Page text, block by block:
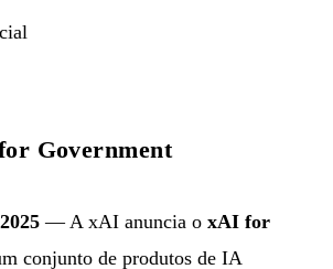
Government
— A xAI anuncia o xAI for
conjunto de produtos de IA